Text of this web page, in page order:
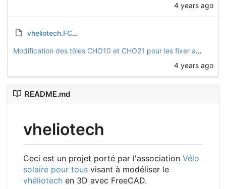
4 years ago
vheliotech.FCStd
Modification des tôles CHO10 et CHO21 pour les fixer avec des boulons traversants
4 years ago
README.md
vheliotech
Ceci est un projet porté par l'association Vélo
solaire pour tous visant à modéliser le
vhéliotech en 3D avec FreeCAD.